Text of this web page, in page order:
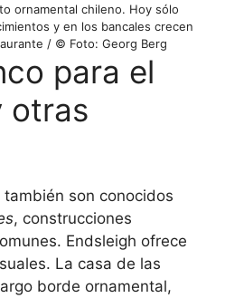
ornamental chileno. Hoy sólo
y en los bancales crecen
/ © Foto: Georg Berg
para el
otras
son conocidos
, construcciones
Endsleigh ofrece
La casa de las
borde ornamental,